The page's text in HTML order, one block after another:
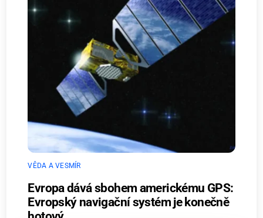
VĚDA A VESMÍR
Evropa dává sbohem americkému GPS:
Evropský navigační systém je konečně